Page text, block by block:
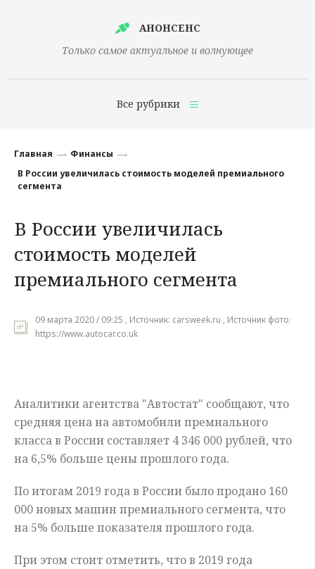
АНОНСЕНС
Только самое актуальное и волнующее
Все рубрики
Финансы
Наука
Культура
Общество
Мнения
Главная
Финансы
В России увеличилась стоимость моделей премиального
сегмента
В России увеличилась
стоимость моделей
премиального сегмента
09 марта 2020 / 09:25 , Источник: carsweek.ru , Источник фото:
https://www.autocar.co.uk
Аналитики агентства "Автостат" сообщают, что
средняя цена на автомобили премиального
класса в России составляет 4 346 000 рублей, что
на 6,5% больше цены прошлого года.
По итогам 2019 года в России было продано 160
000 новых машин премиального сегмента, что
на 5% больше показателя прошлого года.
При этом стоит отметить, что в 2019 года